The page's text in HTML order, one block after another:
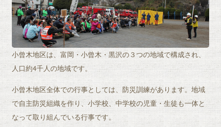
小曾木地区は、富岡・小曾木・黒沢の３つの地域で構成され、
人口約4千人の地域です。
小曾木地区全体での行事としては、防災訓練があります。地域
で自主防災組織を作り、小学校、中学校の児童・生徒も一体と
なって取り組んでいる行事です。